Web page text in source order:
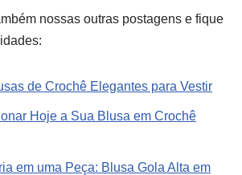
nossas outras postagens e fique
de Crochê Elegantes para Vestir
Hoje a Sua Blusa em Crochê
em uma Peça: Blusa Gola Alta em